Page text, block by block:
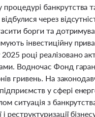
банкрутства
через
борги та
інвестиційну
році реалізовано
Водночас Фонд
гривень. На
у сфері
ситуація з